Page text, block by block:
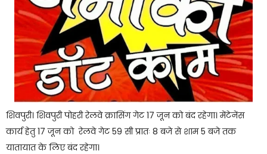
शिवपुरी। शिवपुरी पोहरी रेलवे क्रासिंग गेट 17 जून को बंद रहेगा। मेंटेनेंस
कार्य हेतु 17 जून को रेलवे गेट 59 सी प्रातः 8 बजे से शाम 5 बजे तक
यातायात के लिए बंद रहेगा।